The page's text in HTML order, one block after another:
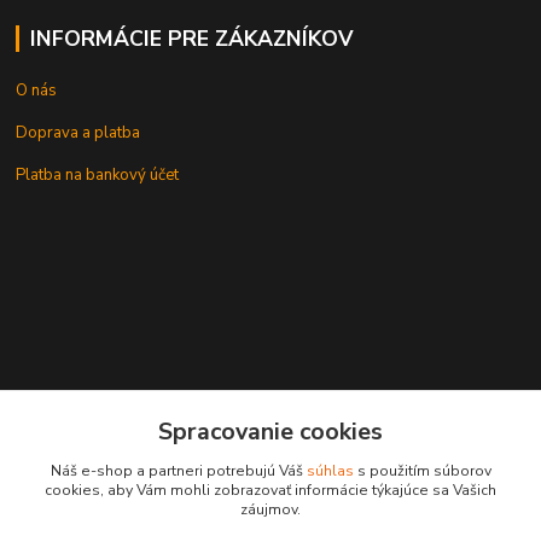
INFORMÁCIE PRE ZÁKAZNÍKOV
O nás
Doprava a platba
Platba na bankový účet
leksunsro@gmail.com
Spracovanie cookies
Náš e-shop a partneri potrebujú Váš súhlas s použitím súborov
cookies, aby Vám mohli zobrazovať informácie týkajúce sa Vašich
záujmov.